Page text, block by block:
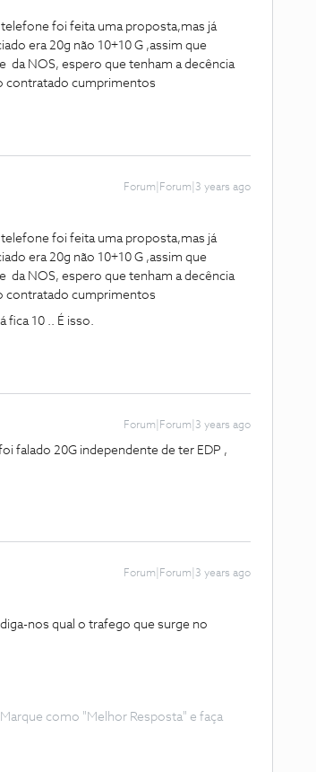
foi feita uma proposta,mas já
era 20g não 10+10 G ,assim que
da NOS, espero que tenham a decência
contratado cumprimentos
Forum|Forum|3 years ago
foi feita uma proposta,mas já
era 20g não 10+10 G ,assim que
da NOS, espero que tenham a decência
contratado cumprimentos
fica 10 .. É isso.
Forum|Forum|3 years ago
falado 20G independente de ter EDP ,
Forum|Forum|3 years ago
nos qual o trafego que surge no
como "Melhor Resposta" e faça